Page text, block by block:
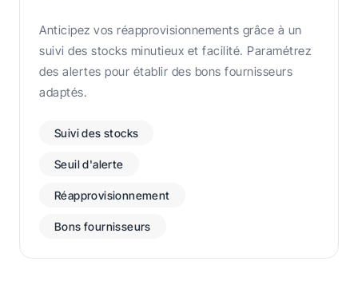
Anticipez vos réapprovisionnements grâce à un
suivi des stocks minutieux et facilité. Paramétrez
des alertes pour établir des bons fournisseurs
adaptés.
Suivi des stocks
Seuil d'alerte
Réapprovisionnement
Bons fournisseurs